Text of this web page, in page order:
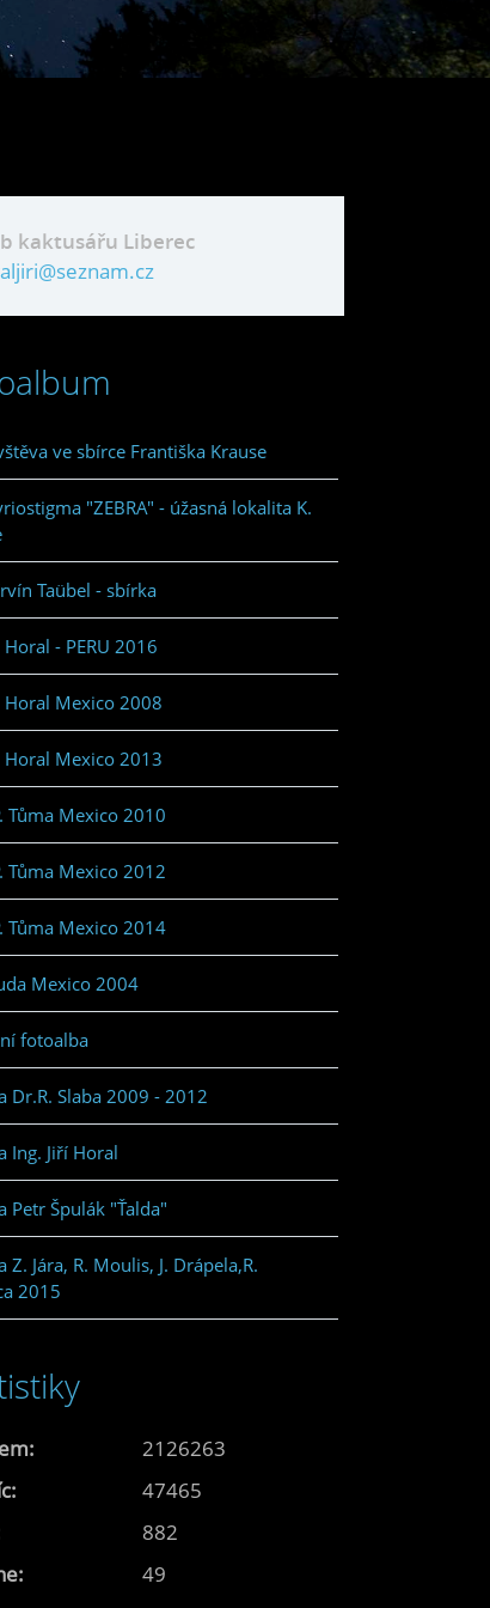
kaktusářu Liberec
ve sbírce Františka Krause
"ZEBRA" - úžasná lokalita K.
Taübel - sbírka
Horal - PERU 2016
Horal Mexico 2008
Horal Mexico 2013
Tůma Mexico 2010
Tůma Mexico 2012
Tůma Mexico 2014
Mexico 2004
fotoalba
Dr.R. Slaba 2009 - 2012
Ing. Jiří Horal
Petr Špulák "Ťalda"
Z. Jára, R. Moulis, J. Drápela,R.
2015
49
2126263
47465
882